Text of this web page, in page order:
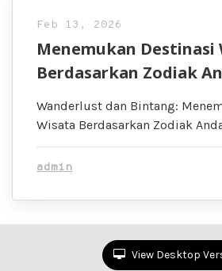
Feb 13, 2026
Menemukan Destinasi
Berdasarkan Zodiak
Wanderlust dan Bintang:
Wisata Berdasarkan Zodiak
admin
View Desktop